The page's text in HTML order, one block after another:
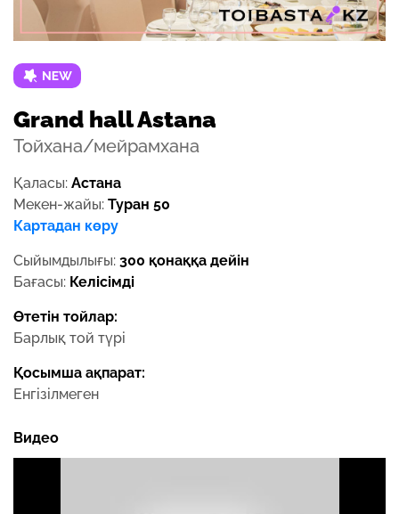
Grand hall Astana
Тойхана/мейрамхана
Қаласы: Астана
Мекен-жайы: Туран 50
Картадан көру
Сыйымдылығы: 300 қонаққа дейін
Бағасы: Келісімді
Өтетін тойлар:
Барлық той түрі
Қосымша ақпарат:
Енгізілмеген
Видео